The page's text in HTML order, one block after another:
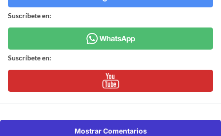
Suscríbete en:
Suscríbete en:
Mostrar Comentarios